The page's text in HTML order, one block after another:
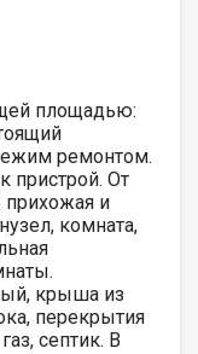
площадью:
ремонтом.
пристрой. От
прихожая и
комната,
крыша из
перекрытия
септик. В